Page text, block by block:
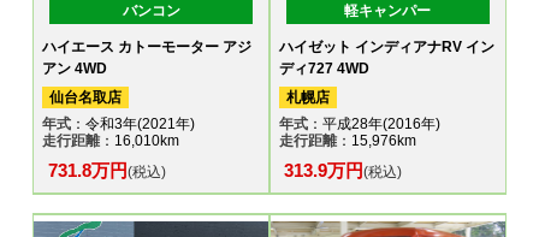
バンコン
ハイエース カトーモーター アジ
アン 4WD
仙台名取店
年式 ：令和3年(2021年)
走行距離：16,010km
731.8万円(税込)
軽キャンパー
ハイゼット インディアナRV イン
ディ727 4WD
札幌店
年式：平成28年(2016年)
走行距離：15,976km
313.9万円(税込)